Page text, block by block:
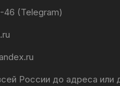
46 (Telegram)
России до адреса или